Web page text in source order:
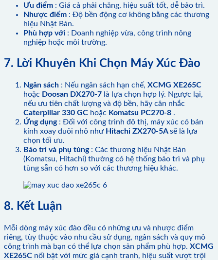
Ưu điểm : Giá cả phải chăng, hiệu suất tốt, dễ bảo trì.
Nhược điểm : Độ bền động cơ không bằng các thương
hiệu Nhật Bản.
Phù hợp với : Doanh nghiệp vừa, công trình nông
nghiệp hoặc môi trường.
7. Lời Khuyên Khi Chọn Máy Xúc Đào
Ngân sách : Nếu ngân sách hạn chế, XCMG XE265C
hoặc Doosan DX270-7 là lựa chọn hợp lý. Ngược lại,
nếu ưu tiên chất lượng và độ bền, hãy cân nhắc
Caterpillar 330 GC hoặc Komatsu PC270-8 .
Ứng dụng : Đối với công trình đô thị, máy xúc có bán
kính xoay đuôi nhỏ như Hitachi ZX270-5Asẽ là lựa
chọn tối ưu.
Bảo trì và phụ tùng : Các thương hiệu Nhật Bản
(Komatsu, Hitachi) thường có hệ thống bảo trì và phụ
tùng sẵn có hơn so với các thương hiệu khác.
8. Kết Luận
Mỗi dòng máy xúc đào đều có những ưu và nhược điểm
riêng, tùy thuộc vào nhu cầu sử dụng, ngân sách và quy mô
công trình mà bạn có thể lựa chọn sản phẩm phù hợp. XCMG
XE265C nổi bật với mức giá cạnh tranh, hiệu suất vượt trội